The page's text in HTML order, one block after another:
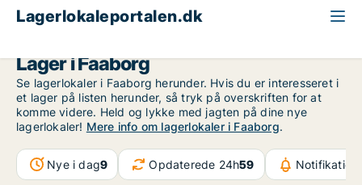
Lagerlokaleportalen.dk
Lager i Faaborg
Se lagerlokaler i Faaborg herunder. Hvis du er interesseret i
et lager på listen herunder, så tryk på overskriften for at
komme videre. Held og lykke med jagten på dine nye
lagerlokaler! Mere info om lagerlokaler i Faaborg.
Nye i dag9 Opdaterede 24h59